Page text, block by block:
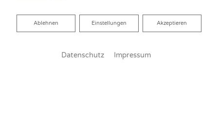
UND SICHER:
TRINKWASSERHYGIENE
Akzeptieren
Einstellungen
Ablehnen
Ablehnen
Datenschutz Impressum